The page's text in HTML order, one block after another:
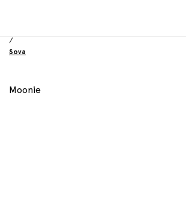
/
Sova
Moonie